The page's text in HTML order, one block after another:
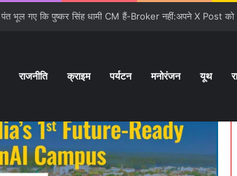
राजनीति क्राइम पर्यटन मनोरंजन यूथ